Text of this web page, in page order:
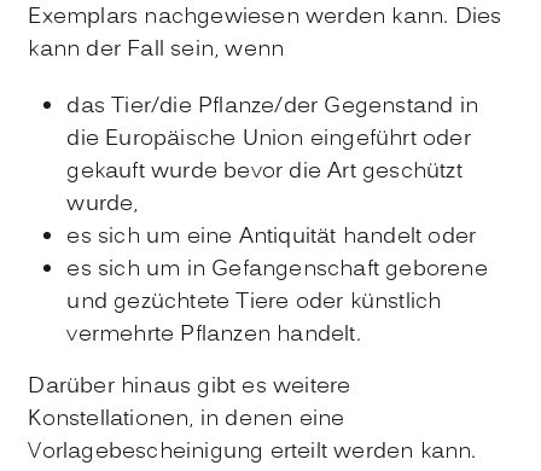
Exemplars nachgewiesen werden kann. Dies
kann der Fall sein, wenn
das Tier/die Pflanze/der Gegenstand in
die Europäische Union eingeführt oder
gekauft wurde bevor die Art geschützt
wurde,
es sich um eine Antiquität handelt oder
es sich um in Gefangenschaft geborene
und gezüchtete Tiere oder künstlich
vermehrte Pflanzen handelt.
Darüber hinaus gibt es weitere
Konstellationen, in denen eine
Vorlagebescheinigung erteilt werden kann.